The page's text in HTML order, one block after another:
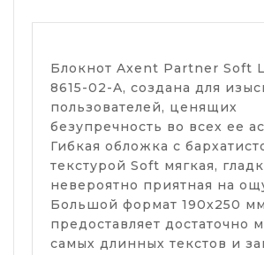
Блокнот Axent Partner Soft
8615-02-A, создана для
пользователей, ценящих
безупречность во всех ее
Гибкая обложка с
текстурой Soft мягкая,
невероятно приятная на
Большой формат 190x250 мм
предоставляет достаточно
самых длинных текстов и